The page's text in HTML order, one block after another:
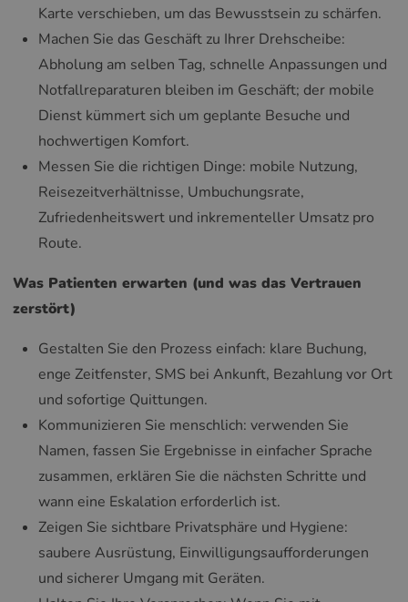
Karte verschieben, um das Bewusstsein zu schärfen.
Machen Sie das Geschäft zu Ihrer Drehscheibe:
Abholung am selben Tag, schnelle Anpassungen und
Notfallreparaturen bleiben im Geschäft; der mobile
Dienst kümmert sich um geplante Besuche und
hochwertigen Komfort.
Messen Sie die richtigen Dinge: mobile Nutzung,
Reisezeitverhältnisse, Umbuchungsrate,
Zufriedenheitswert und inkrementeller Umsatz pro
Route.
Was Patienten erwarten (und was das Vertrauen
zerstört)
Gestalten Sie den Prozess einfach: klare Buchung,
enge Zeitfenster, SMS bei Ankunft, Bezahlung vor Ort
und sofortige Quittungen.
Kommunizieren Sie menschlich: verwenden Sie
Namen, fassen Sie Ergebnisse in einfacher Sprache
zusammen, erklären Sie die nächsten Schritte und
wann eine Eskalation erforderlich ist.
Zeigen Sie sichtbare Privatsphäre und Hygiene:
saubere Ausrüstung, Einwilligungsaufforderungen
und sicherer Umgang mit Geräten.